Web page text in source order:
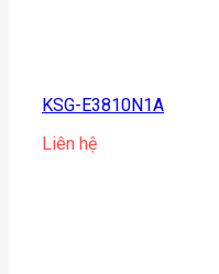
KSG-E3810N1A
Liên hệ